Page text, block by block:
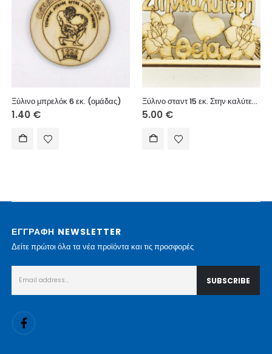
Ξύλινο μπρελόκ 6 εκ. (ομάδας)
1.40 €
Ξύλινο σταντ 15 εκ. Στην καλύτερη θεία
5.00 €
ΕΓΓΡΑΦΗ NEWSLETTER
Δείτε πρώτοι όλα τα νέα προϊόντα και τις προσφορές